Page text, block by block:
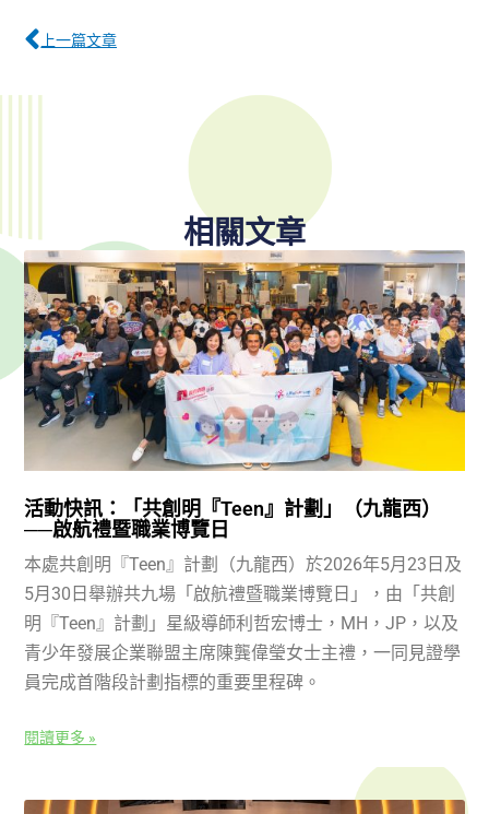
上一篇文章
相關文章
活動快訊：「共創明『Teen』計劃」（九龍西）
──啟航禮暨職業博覽日
本處共創明『Teen』計劃（九龍西）於2026年5月23日及
5月30日舉辦共九場「啟航禮暨職業博覽日」，由「共創
明『Teen』計劃」星級導師利哲宏博士，MH，JP，以及
青少年發展企業聯盟主席陳龔偉瑩女士主禮，一同見證學
員完成首階段計劃指標的重要里程碑。
閱讀更多 »